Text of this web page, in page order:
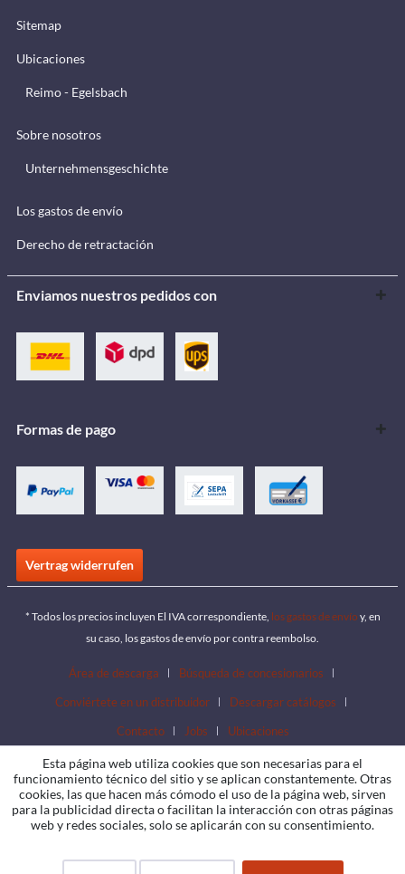
Sitemap
Ubicaciones
Reimo - Egelsbach
Sobre nosotros
Unternehmensgeschichte
Los gastos de envío
Derecho de retractación
Enviamos nuestros pedidos con
Formas de pago
Vertrag widerrufen
* Todos los precios incluyen El IVA correspondiente, los gastos de envío y, en
su caso, los gastos de envío por contra reembolso.
Área de descarga
Búsqueda de concesionarios
Conviértete en un distribuidor
Descargar catálogos
Contacto
Jobs Ubicaciones
Esta página web utiliza cookies que son necesarias para el
funcionamiento técnico del sitio y se aplican constantemente. Otras
cookies, las que hacen más cómodo el uso de la página web, sirven
para la publicidad directa o facilitan la interacción con otras páginas
web y redes sociales, solo se aplicarán con su consentimiento.